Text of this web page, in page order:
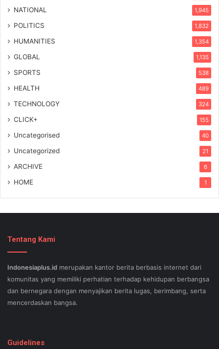
NATIONAL 1,945
POLITICS 1,832
HUMANITIES 1,354
GLOBAL 1,135
SPORTS 538
HEALTH 489
TECHNOLOGY 324
CLICK+ 155
Uncategorised 40
Uncategorized 21
ARCHIVE 6
HOME 1
Tentang Kami
Indonesiaplus.id merupakan kantor berita berbasis internet dari
komunitas yang memiliki perhatian terhadap kehidupan berbangsa
dan bernegara dengan menyajikan berita lugas, berimbang, serta
mencerdaskan bangsa.
your small business stand out exam gst from the opposition and
Guidelines